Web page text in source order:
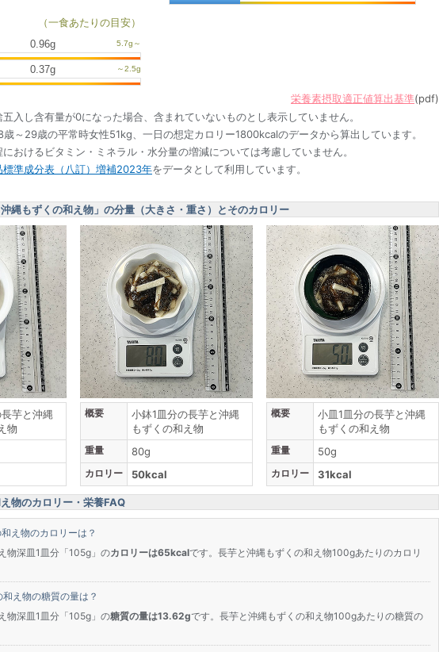
（一食あたりの目安）
0.96g
0.37g
栄養素摂取適正値算出基準(pdf)
入し含有量が0になった場合、含まれていないものとし表示していません。
～29歳の平常時女性51kg、一日の想定カロリー1800kcalのデータから算出しています。
おけるビタミン・ミネラル・水分量の増減については考慮していません。
標準成分表（八訂）増補2023年をデータとして利用しています。
縄もずくの和え物」の分量（大きさ・重さ）とそのカロリー
芋と沖縄
物
概要
小鉢1皿分の長芋と沖縄
もずくの和え物
重量 80g
カロリー 50kcal
概要
小皿1皿分の長芋と沖縄
もずくの和え物
重量 50g
カロリー 31kcal
物のカロリー・栄養FAQ
え物のカロリーは？
物深皿1皿分「105g」のカロリーは65kcalです。長芋と沖縄もずくの和え物100gあたりのカロリ
え物の糖質の量は？
物深皿1皿分「105g」の糖質の量は13.62gです。長芋と沖縄もずくの和え物100gあたりの糖質の